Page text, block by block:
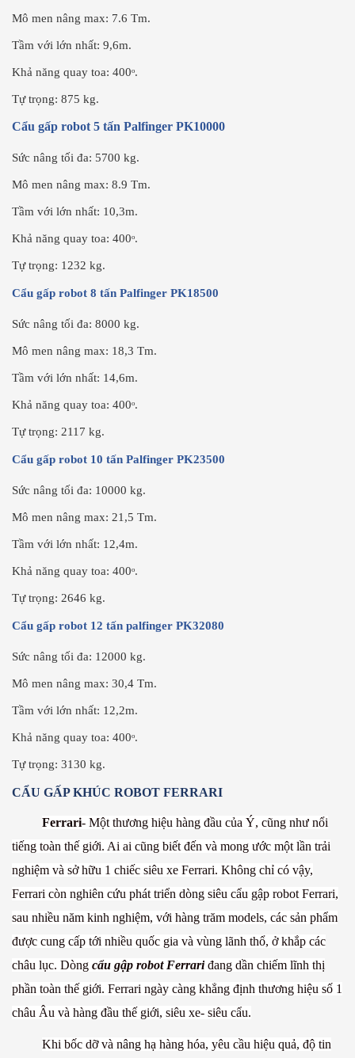
Mô men nâng max: 7.6 Tm.
Tầm với lớn nhất: 9,6m.
Khả năng quay toa: 400ᵒ.
Tự trọng: 875 kg.
Cẩu gấp robot 5 tấn Palfinger PK10000
Sức nâng tối đa: 5700 kg.
Mô men nâng max: 8.9 Tm.
Tầm với lớn nhất: 10,3m.
Khả năng quay toa: 400ᵒ.
Tự trọng: 1232 kg.
Cẩu gấp robot 8 tấn Palfinger PK18500
Sức nâng tối đa: 8000 kg.
Mô men nâng max: 18,3 Tm.
Tầm với lớn nhất: 14,6m.
Khả năng quay toa: 400ᵒ.
Tự trọng: 2117 kg.
Cẩu gấp robot 10 tấn Palfinger PK23500
Sức nâng tối đa: 10000 kg.
Mô men nâng max: 21,5 Tm.
Tầm với lớn nhất: 12,4m.
Khả năng quay toa: 400ᵒ.
Tự trọng: 2646 kg.
Cẩu gấp robot 12 tấn palfinger PK32080
Sức nâng tối đa: 12000 kg.
Mô men nâng max: 30,4 Tm.
Tầm với lớn nhất: 12,2m.
Khả năng quay toa: 400ᵒ.
Tự trọng: 3130 kg.
CẨU GẤP KHÚC ROBOT FERRARI
Ferrari- Một thương hiệu hàng đầu của Ý, cũng như nổi
tiếng toàn thế giới. Ai ai cũng biết đến và mong ước một lần trải
nghiệm và sở hữu 1 chiếc siêu xe Ferrari. Không chỉ có vậy,
Ferrari còn nghiên cứu phát triển dòng siêu cẩu gập robot Ferrari,
sau nhiều năm kinh nghiệm, với hàng trăm models, các sản phẩm
được cung cấp tới nhiều quốc gia và vùng lãnh thổ, ở khắp các
châu lục. Dòng cẩu gập robot Ferrari đang dần chiếm lĩnh thị
phần toàn thế giới. Ferrari ngày càng khẳng định thương hiệu số 1
châu Âu và hàng đầu thế giới, siêu xe- siêu cẩu.
Khi bốc dỡ và nâng hạ hàng hóa, yêu cầu hiệu quả, độ tin